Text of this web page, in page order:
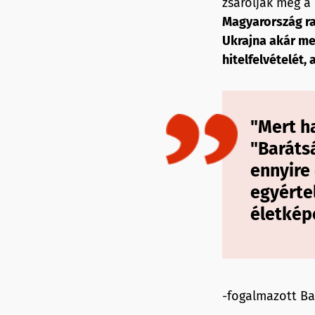
Magyarország
Ukrajna akár
hitelfelvételét,
"Mert
ennyire
-fogalmazott